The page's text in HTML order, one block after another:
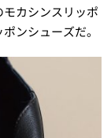
モカシンスリッポ
ンシューズだ。